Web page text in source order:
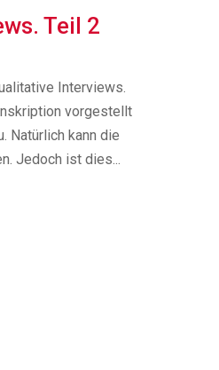
Teil 2
Interviews.
vorgestellt
Natürlich kann die
Jedoch ist dies...